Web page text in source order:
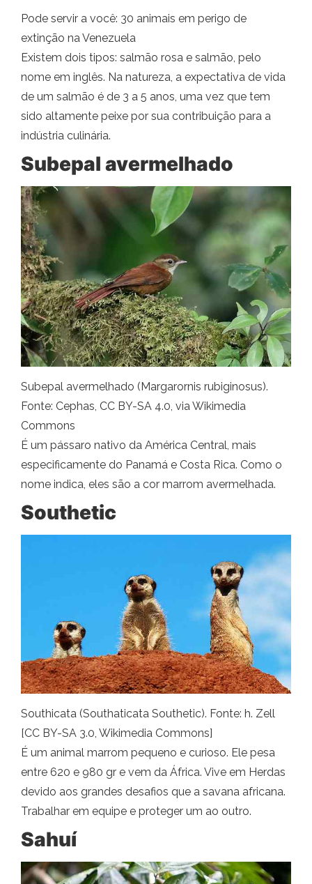
Pode servir a você: 30 animais em perigo de
extinção na Venezuela
Existem dois tipos: salmão rosa e salmão, pelo
nome em inglês. Na natureza, a expectativa de vida
de um salmão é de 3 a 5 anos, uma vez que tem
sido altamente peixe por sua contribuição para a
indústria culinária.
Subepal avermelhado
Subepal avermelhado (Margarornis rubiginosus).
Fonte: Cephas, CC BY-SA 4.0, via Wikimedia
Commons
É um pássaro nativo da América Central, mais
especificamente do Panamá e Costa Rica. Como o
nome indica, eles são a cor marrom avermelhada.
Southetic
Southicata (Southaticata Southetic). Fonte: h. Zell
[CC BY-SA 3.0, Wikimedia Commons]
É um animal marrom pequeno e curioso. Ele pesa
entre 620 e 980 gr e vem da África. Vive em Herdas
devido aos grandes desafios que a savana africana.
Trabalhar em equipe e proteger um ao outro.
Sahuí